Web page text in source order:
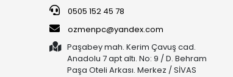
0505 152 45 78
ozmenpc@yandex.com
Paşabey mah. Kerim Çavuş cad.
Anadolu 7 apt altı. No: 9 / D. Behram
Paşa Oteli Arkası. Merkez / SİVAS